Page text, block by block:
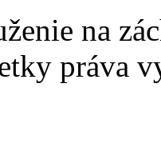
na
práva